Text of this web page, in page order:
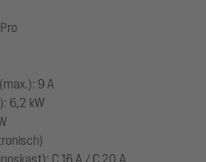
9 A
6,2 kW
C 16 A / C 20 A